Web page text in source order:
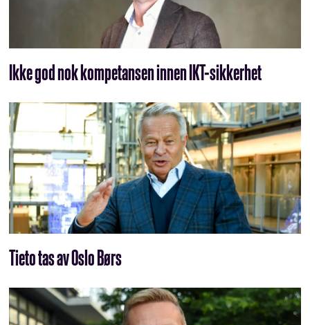
Ikke god nok kompetansen innen IKT-sikkerhet
Tieto tas av Oslo Børs